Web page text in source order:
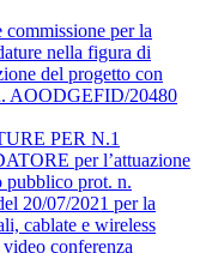
per la
nella figura di
del progetto con
AOODGEFID/20480
PER N.1
per l’attuazione
pubblico prot. n.
20/07/2021 per la
cablate e wireless
conferenza